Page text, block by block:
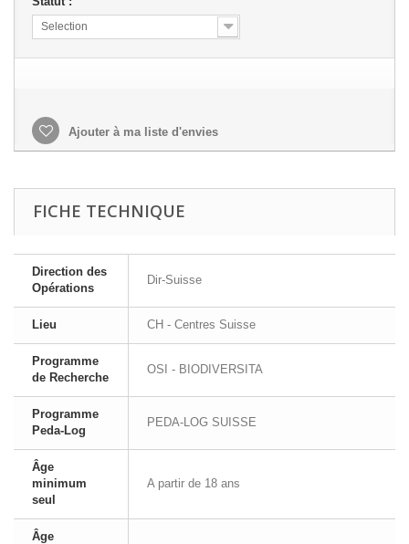
Selection
Ajouter à ma liste d'envies
FICHE TECHNIQUE
Direction des
Opérations
Dir-Suisse
Lieu CH - Centres Suisse
Programme
de Recherche
OSI - BIODIVERSITA
Programme
Peda-Log
PEDA-LOG SUISSE
Âge
minimum
seul
A partir de 18 ans
Âge